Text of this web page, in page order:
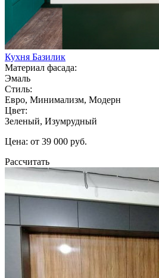
Кухня Базилик
Материал фасада:
Эмаль
Стиль:
Евро, Минимализм, Модерн
Цвет:
Зеленый, Изумрудный
Цена: от 39 000 руб.
Рассчитать